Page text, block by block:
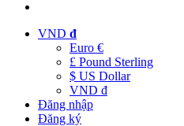
VND đ
Euro €
£ Pound Sterling
$ US Dollar
VND đ
Đăng nhập
Đăng ký